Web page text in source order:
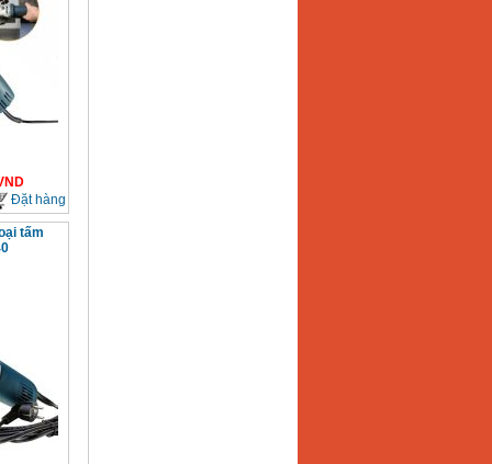
Đặt hàng
tấm